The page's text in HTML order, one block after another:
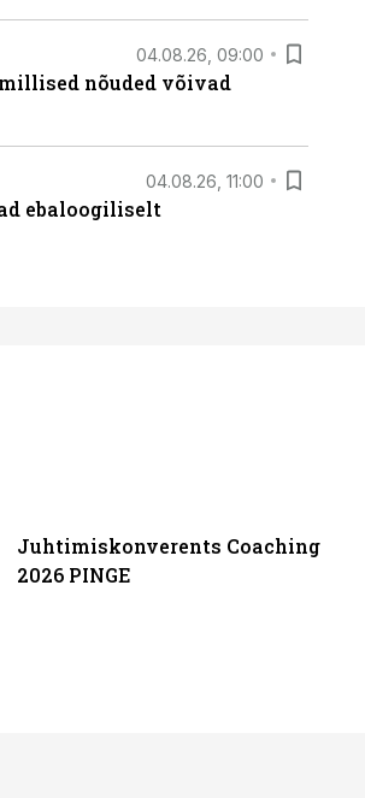
04.08.26, 09:00
nõuded võivad
04.08.26, 11:00
ebaloogiliselt
Juhtimiskonverents Coaching
2026 PINGE